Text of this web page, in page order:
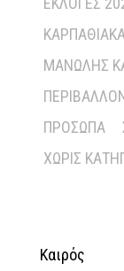
ΜΑΝΏΛΗΣ
ΠΡΌΣΩΠΑ
ΧΩΡΊΣ
Καιρός